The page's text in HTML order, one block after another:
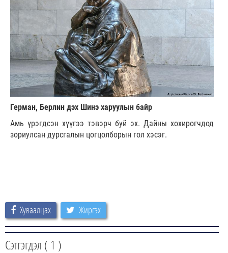
Герман, Берлин дэх Шинэ харуулын байр
Амь үрэгдсэн хүүгээ тэвэрч буй эх. Дайны хохирогчдод
зориулсан дурсгалын цогцолборын гол хэсэг.
Хуваалцах Жиргэх
Сэтгэгдэл ( 1 )